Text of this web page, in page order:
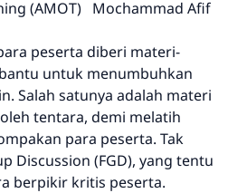
(AMOT) Mochammad Afif
peserta diberi materi-
untuk menumbuhkan
Salah satunya adalah materi
tentara, demi melatih
para peserta. Tak
Discussion (FGD), yang tentu
berpikir kritis peserta.